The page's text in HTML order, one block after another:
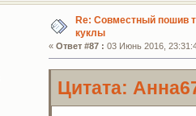
Re: Совместный пошив
куклы
«Ответ #87 : 03 Июнь 2016,
Цитата: